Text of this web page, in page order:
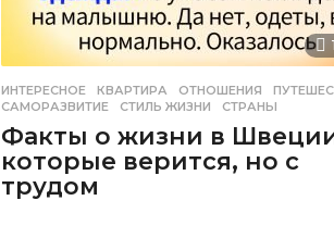
ИНТЕРЕСНОЕ КВАРТИРА ,ОТНОШЕНИЯ ,
САМОРАЗВИТИЕ
,СТИЛЬ ЖИЗНИ ,СТРАНЫ
Факты о жизни в
которые верится, но с
трудом